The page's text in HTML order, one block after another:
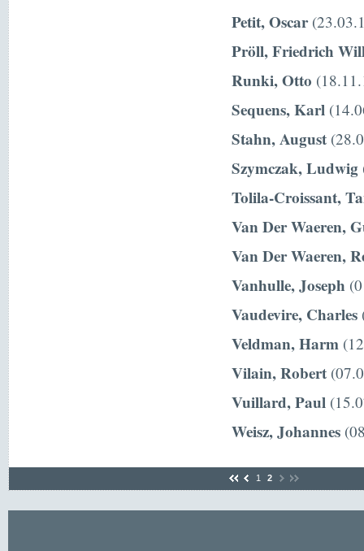
Petit, Oscar
Pröll, Friedrich
Runki, Otto
Sequens, Karl
Stahn, August
Szymczak, Ludwig
Tolila-Croissant,
Van Der Waeren,
Van Der Waeren,
Vanhulle, Joseph
Vaudevire, Charles
Veldman, Harm
Vilain, Robert
Vuillard, Paul
Weisz, Johannes
1 2